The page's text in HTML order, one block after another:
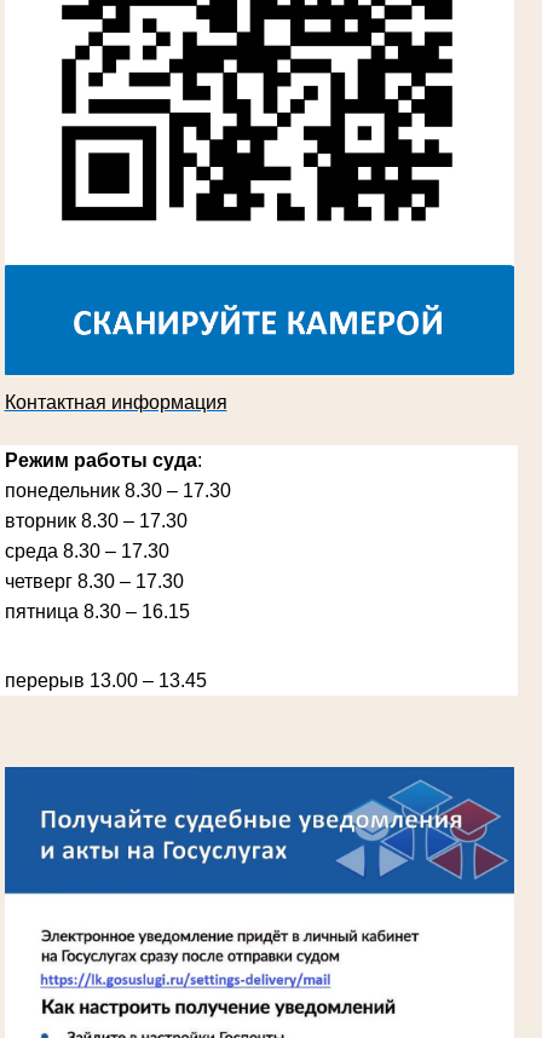
Косарева Александра Ивановна
Ануприенко Иван Васильевич
Участник Великой Отечественной войны
Председатель Губкинского районного
народного суда
в период с 1965 по 1984 гг.
Контактная информация
Режим работы суда:
понедельник 8.30 – 17.30
вторник 8.30 – 17.30
среда 8.30 – 17.30
четверг 8.30 – 17.30
пятница 8.30 – 16.15
перерыв 13.00 – 13.45